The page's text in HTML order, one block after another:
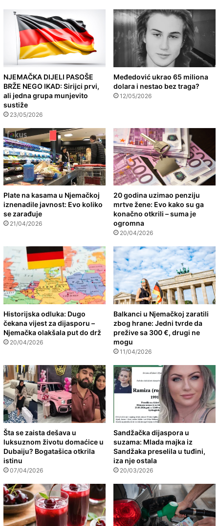
NJEMAČKA DIJELI PASOŠE
BRŽE NEGO IKAD: Sirijci prvi,
ali jedna grupa munjevito
sustiže
23/05/2026
Međedović ukrao 65 miliona
dolara i nestao bez traga?
12/05/2026
Plate na kasama u Njemačkoj
iznenadile javnost: Evo koliko
se zarađuje
21/04/2026
20 godina uzimao penziju
mrtve žene: Evo kako su ga
konačno otkrili – suma je
ogromna
20/04/2026
Historijska odluka: Dugo
čekana vijest za dijasporu –
Njemačka olakšala put do drž
20/04/2026
Balkanci u Njemačkoj zaratili
zbog hrane: Jedni tvrde da
prežive sa 300 €, drugi ne
mogu
11/04/2026
Šta se zaista dešava u
luksuznom životu domaćice u
Dubaiju? Bogatašica otkrila
istinu
07/04/2026
Sandžačka dijaspora u
suzama: Mlada majka iz
Sandžaka preselila u tuđini,
iza nje ostala
20/03/2026